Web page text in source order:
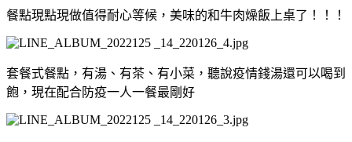
餐點現點現做值得耐心等候，美味的和牛肉燥飯上桌了！！！
套餐式餐點，有湯、有茶、有小菜，聽說疫情錢湯還可以喝到
飽，現在配合防疫一人一餐最剛好